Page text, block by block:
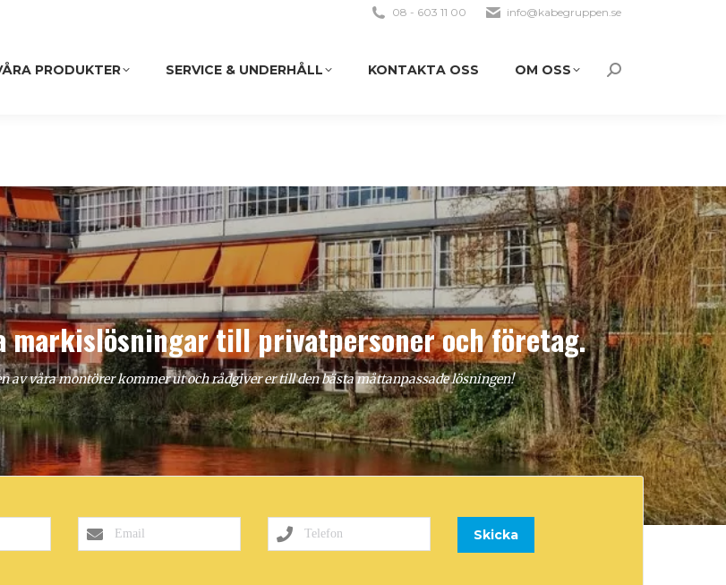
08 - 603 11 00 info@kabegruppen.se
PRODUKTER SERVICE & UNDERHÅLL KONTAKTA OSS OM OSS Search:
markislösningar till privatpersoner och företag.
av våra montörer kommer ut och rådgiver er till den bästa måttanpassade lösningen!